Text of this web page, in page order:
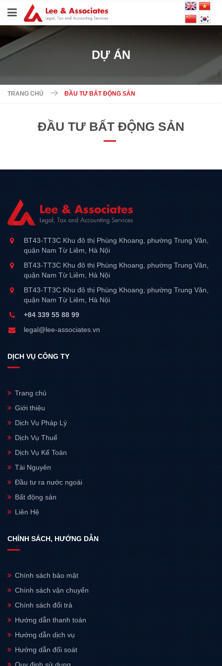
DỰ ÁN
TRANG CHỦ ĐẦU TƯ BẤT ĐỘNG SẢN
ĐẦU TƯ BẤT ĐỘNG SẢN
BT43-TT3C Khu đô thị Phùng Khoang, phường Trung Văn,
quận Nam Từ Liêm, Hà Nội
BT43-TT3C Khu đô thị Phùng Khoang, phường Trung Văn,
quận Nam Từ Liêm, Hà Nội
BT43-TT3C Khu đô thị Phùng Khoang, phường Trung Văn,
quận Nam Từ Liêm, Hà Nội
+84 339 55 88 99
legal@lee-associates.vn
DỊCH VỤ CÔNG TY
Trang chủ
Giới thiệu
Dịch Vụ Pháp Lý
Dịch Vụ Thuế
Dịch Vụ Kế Toán
Tài Nguyên
Đầu tư ra nước ngoài
Bất động sản
Liên Hệ
CHÍNH SÁCH, HƯỚNG DẪN
Chính sách bảo mật
Chính sách vận chuyển
Chính sách đổi trả
Hướng dẫn thanh toán
Hướng dẫn dịch vụ
Hướng dẫn đối soát
Quy định sử dụng